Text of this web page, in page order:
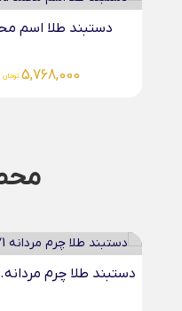
آویز حروف اسم
4,135,000 تومان
آویز بیضی حکاکی